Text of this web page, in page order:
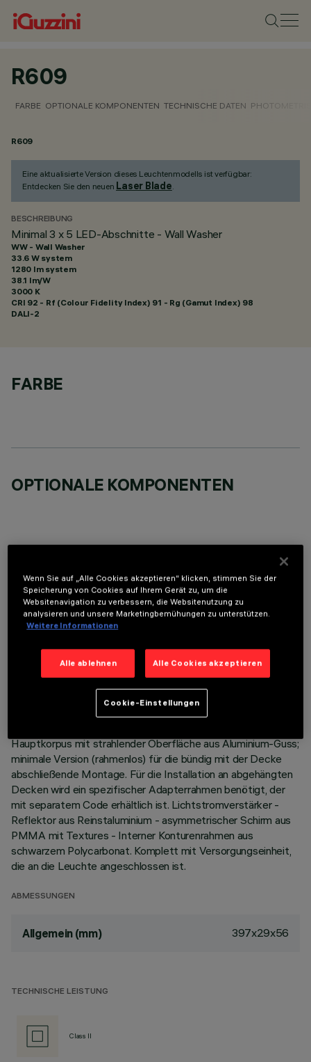
R609
FARBE OPTIONALE KOMPONENTEN TECHNISCHE DATEN
R609
Eine aktualisierte Version dieses Leuchtenmodells ist verfügbar:
Entdecken Sie den neuen Laser Blade.
BESCHREIBUNG
Minimal 3 x 5 LED-Abschnitte - Wall Washer
WW - Wall Washer
33.6 W system
1280 lm system
38.1 lm/W
3000 K
CRI 92 - Rf (Colour Fidelity Index) 91 - Rg (Gamut Index) 98
DALI-2
FARBE
OPTIONALE KOMPONENTEN
TECHNISCHE DATEN
LETZTES UPDATE: 06.08.2026
Miniaturisierte, lineare Einbauleuchte für LED, speziell für die
vertikale Beleuchtung von Wänden. Die patentierte
Technologie des optischen Systems sorgt für eine
gleichmäßige und leistungsstarke Bestrahlung von Wänden,
Hauptkorpus mit strahlender Oberfläche aus Aluminium-Guss;
minimale Version (rahmenlos) für die bündig mit der Decke
abschließende Montage. Für die Installation an abgehängten
Decken wird ein spezifischer Adapterrahmen benötigt, der
mit separatem Code erhältlich ist. Lichtstromverstärker -
Reflektor aus Reinstaluminium - asymmetrischer Schirm aus
PMMA mit Textures - Interner Konturenrahmen aus
schwarzem Polycarbonat. Komplett mit Versorgungseinheit,
die an die Leuchte angeschlossen ist.
ABMESSUNGEN
Allgemein (mm) 397x29x56
TECHNISCHE LEISTUNG
Class II
Wenn Sie auf „Alle Cookies akzeptieren“ klicken, stimmen Sie der
Speicherung von Cookies auf Ihrem Gerät zu, um die
Websitenavigation zu verbessern, die Websitenutzung zu
analysieren und unsere Marketingbemühungen zu unterstützen.
Weitere Informationen
Alle ablehnen Alle Cookies akzeptieren
Cookie-Einstellungen